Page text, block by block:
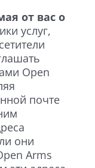
от вас о
услуг,
Open
почте
они
Arms